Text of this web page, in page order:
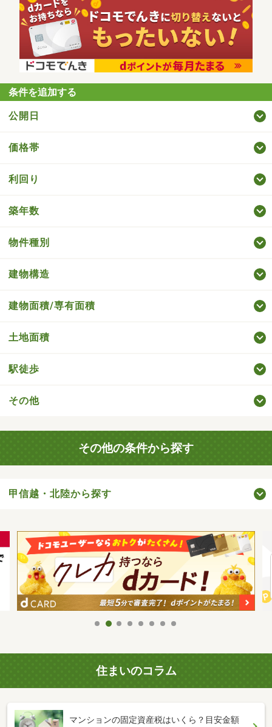
条件を追加する
公開日
価格帯
利回り
築年数
物件種別
建物構造
建物面積/専有面積
土地面積
駅徒歩
その他
その他の条件から探す
甲信越・北陸から探す
住まいのコラム
マンションの固定資産税はいくら？目安金額